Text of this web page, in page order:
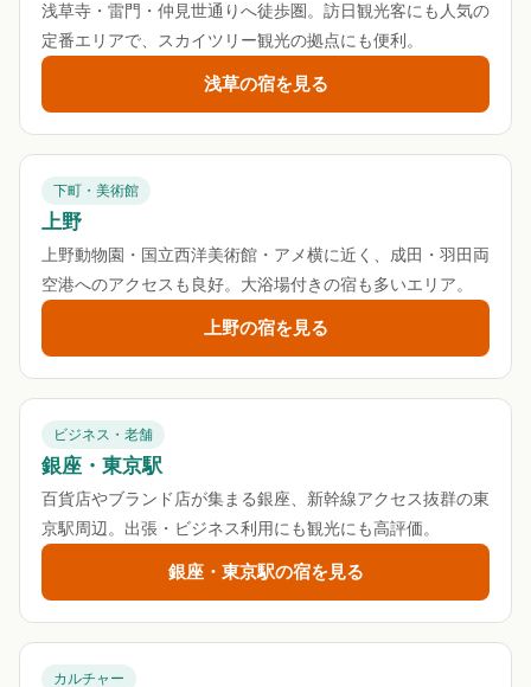
浅草寺・雷門・仲見世通りへ徒歩圏。訪日観光客にも人気の
定番エリアで、スカイツリー観光の拠点にも便利。
浅草の宿を見る
下町・美術館
上野
上野動物園・国立西洋美術館・アメ横に近く、成田・羽田両
空港へのアクセスも良好。大浴場付きの宿も多いエリア。
上野の宿を見る
ビジネス・老舗
銀座・東京駅
百貨店やブランド店が集まる銀座、新幹線アクセス抜群の東
京駅周辺。出張・ビジネス利用にも観光にも高評価。
銀座・東京駅の宿を見る
カルチャー